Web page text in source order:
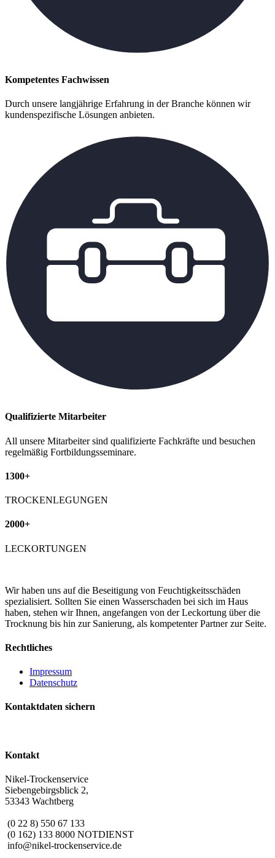
Kompetentes Fachwissen
Durch unsere langjährige Erfahrung in der Branche können wir
kundenspezifische Lösungen anbieten.
Qualifizierte Mitarbeiter
All unsere Mitarbeiter sind qualifizierte Fachkräfte und besuchen
regelmäßig Fortbildungsseminare.
1300+
TROCKENLEGUNGEN
2000+
LECKORTUNGEN
Wir haben uns auf die Beseitigung von Feuchtigkeitsschäden
spezialisiert. Sollten Sie einen Wasserschaden bei sich im Haus
haben, stehen wir Ihnen, angefangen von der Leckortung über die
Trocknung bis hin zur Sanierung, als kompetenter Partner zur Seite.
Rechtliches
Impressum
Datenschutz
Kontaktdaten sichern
Kontakt
Nikel-Trockenservice
Siebengebirgsblick 2,
53343 Wachtberg
(0 22 8) 550 67 133
(0 162) 133 8000 NOTDIENST
info@nikel-trockenservice.de